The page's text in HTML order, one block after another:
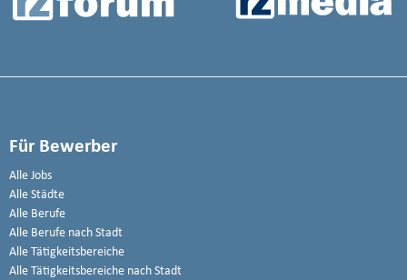
Für Bewerber
Alle Jobs
Alle Städte
Alle Berufe
Alle Berufe nach Stadt
Alle Tätigkeitsbereiche
Alle Tätigkeitsbereiche nach Stadt